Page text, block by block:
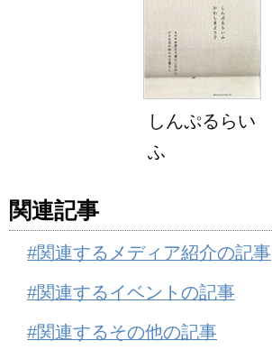
しんぷるらい
ふ
関連記事
#関連するメディア紹介の記事
#関連するイベントの記事
#関連するその他の記事